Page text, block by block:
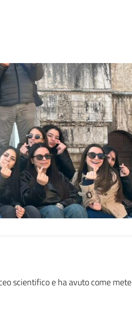
scientifico e ha avuto come mete